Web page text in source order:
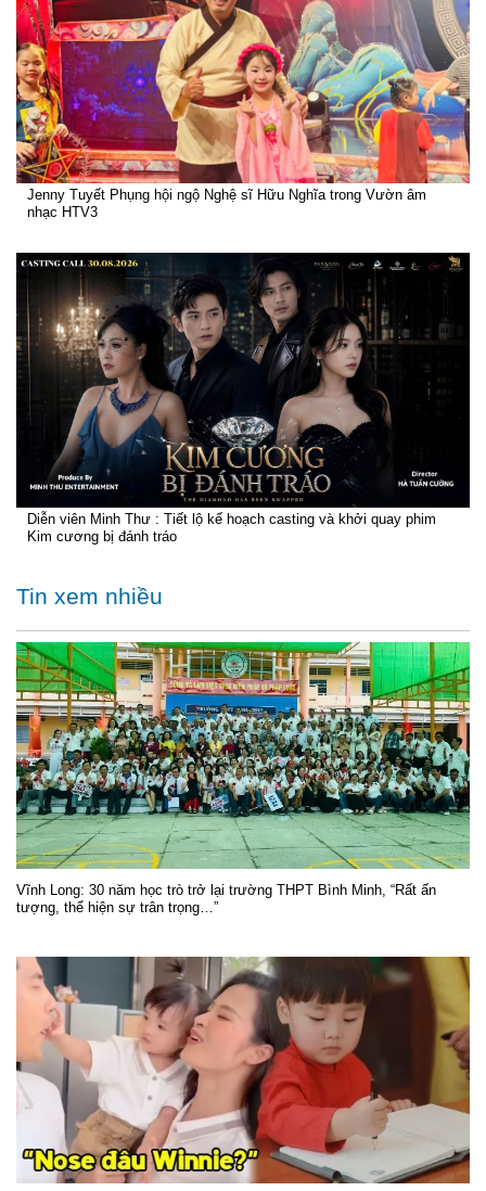
Jenny Tuyết Phụng hội ngộ Nghệ sĩ Hữu Nghĩa trong Vườn âm
nhạc HTV3
Diễn viên Minh Thư : Tiết lộ kế hoạch casting và khởi quay phim
Kim cương bị đánh tráo
Tin xem nhiều
Vĩnh Long: 30 năm học trò trở lại trường THPT Bình Minh, “Rất ấn
tượng, thể hiện sự trân trọng…”